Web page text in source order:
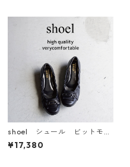
shoel シュール ビットモチ
ーフレザーパンプス 5798
¥17,380